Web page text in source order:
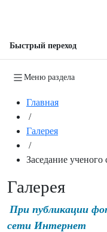
Быстрый переход
Меню раздела
Главная
/
Галерея
/
Заседание
Галерея
При публикации
сети Интернет